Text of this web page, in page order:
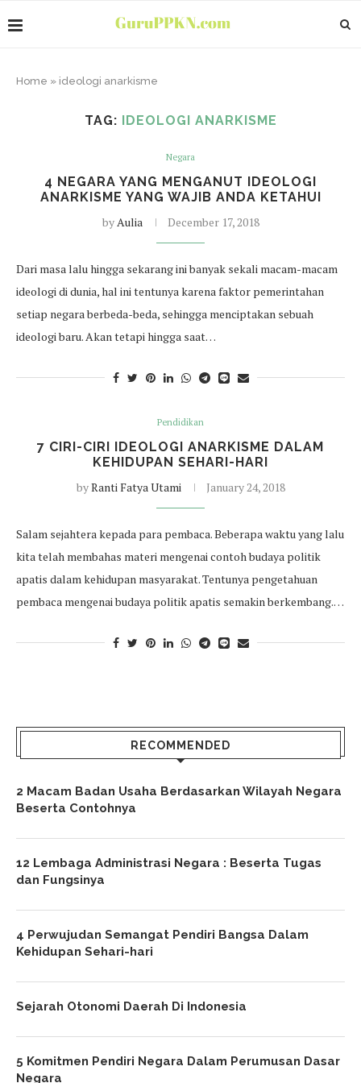
Home » ideologi anarkisme
TAG: IDEOLOGI ANARKISME
Negara
4 NEGARA YANG MENGANUT IDEOLOGI
ANARKISME YANG WAJIB ANDA KETAHUI
byAulia December 17, 2018
Dari masa lalu hingga sekarang ini banyak sekali macam-macam
ideologi di dunia, hal ini tentunya karena faktor pemerintahan
setiap negara berbeda-beda, sehingga menciptakan sebuah
ideologi baru. Akan tetapi hingga saat…
Pendidikan
7 CIRI-CIRI IDEOLOGI ANARKISME DALAM
KEHIDUPAN SEHARI-HARI
byRanti Fatya Utami January 24, 2018
Salam sejahtera kepada para pembaca. Beberapa waktu yang lalu
kita telah membahas materi mengenai contoh budaya politik
apatis dalam kehidupan masyarakat. Tentunya pengetahuan
pembaca mengenai budaya politik apatis semakin berkembang.…
RECOMMENDED
2 Macam Badan Usaha Berdasarkan Wilayah Negara
Beserta Contohnya
12 Lembaga Administrasi Negara : Beserta Tugas
dan Fungsinya
4 Perwujudan Semangat Pendiri Bangsa Dalam
Kehidupan Sehari-hari
Sejarah Otonomi Daerah Di Indonesia
5 Komitmen Pendiri Negara Dalam Perumusan Dasar
Negara